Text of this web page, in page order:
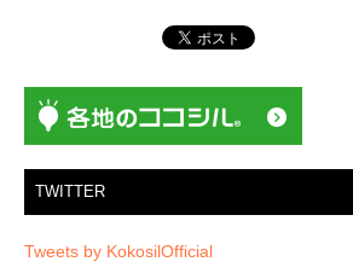
ョ
ン
TWITTER
Tweets by KokosilOfficial